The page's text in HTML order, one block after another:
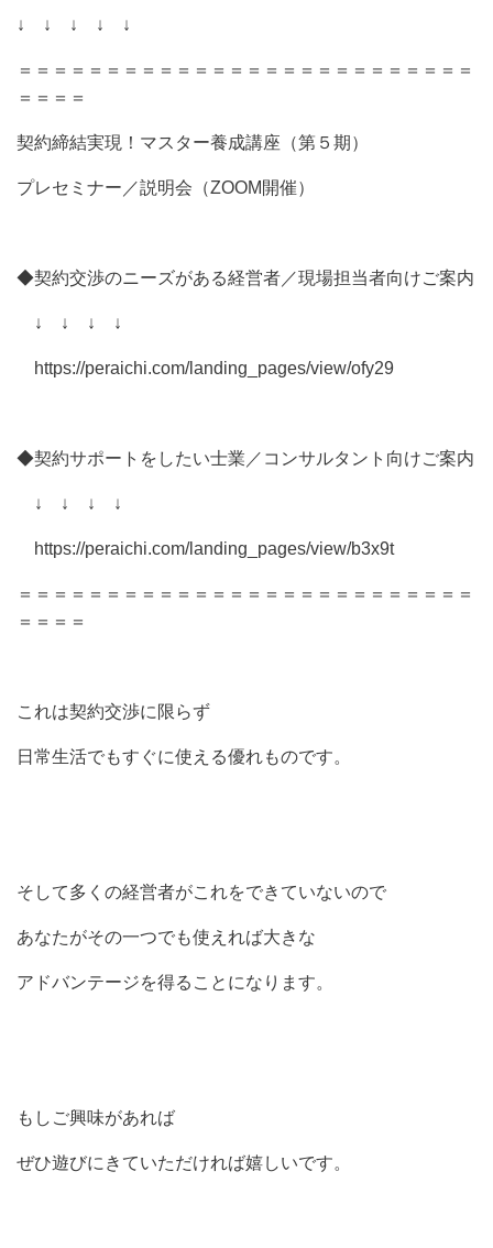
↓ ↓ ↓ ↓ ↓
＝＝＝＝＝＝＝＝＝＝＝＝＝＝＝＝＝＝＝＝＝＝＝＝＝＝
＝＝＝＝
契約締結実現！マスター養成講座（第５期）
プレセミナー／説明会（ZOOM開催）
◆契約交渉のニーズがある経営者／現場担当者向けご案内
↓ ↓ ↓ ↓
https://peraichi.com/landing_pages/view/ofy29
◆契約サポートをしたい士業／コンサルタント向けご案内
↓ ↓ ↓ ↓
https://peraichi.com/landing_pages/view/b3x9t
＝＝＝＝＝＝＝＝＝＝＝＝＝＝＝＝＝＝＝＝＝＝＝＝＝＝
＝＝＝＝
これは契約交渉に限らず
日常生活でもすぐに使える優れものです。
そして多くの経営者がこれをできていないので
あなたがその一つでも使えれば大きな
アドバンテージを得ることになります。
もしご興味があれば
ぜひ遊びにきていただければ嬉しいです。